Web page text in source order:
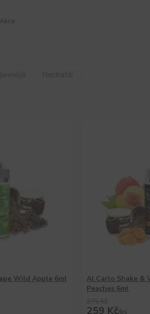
Akce
Wild Apple 6ml
Al Carlo Shake &
Peaches 6ml
259 Kč/ks